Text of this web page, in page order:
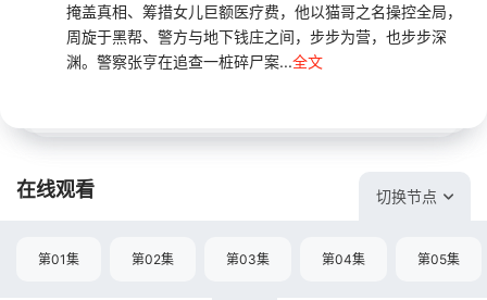
掩盖真相、筹措女儿巨额医疗费，他以猫哥之名操控全局，
周旋于黑帮、警方与地下钱庄之间，步步为营，也步步深
渊。警察张亨在追查一桩碎尸案...全文
在线观看 切换节点
第01集 第02集 第03集 第04集 第05集